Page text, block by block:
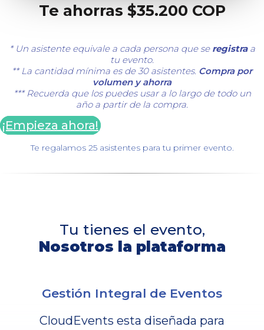
Te ahorras $35.200 COP
* Un asistente equivale a cada persona que se registraa
tu evento.
** La cantidad mínima es de 30 asistentes. Compra por
volumen y ahorra
*** Recuerda que los puedes usar a lo largo de todo un
año a partir de la compra.
¡Empieza ahora!
Te regalamos 25 asistentes para tu primer evento.
Tu tienes el evento,
Nosotros la plataforma
Gestión Integral de Eventos
CloudEvents esta diseñada para